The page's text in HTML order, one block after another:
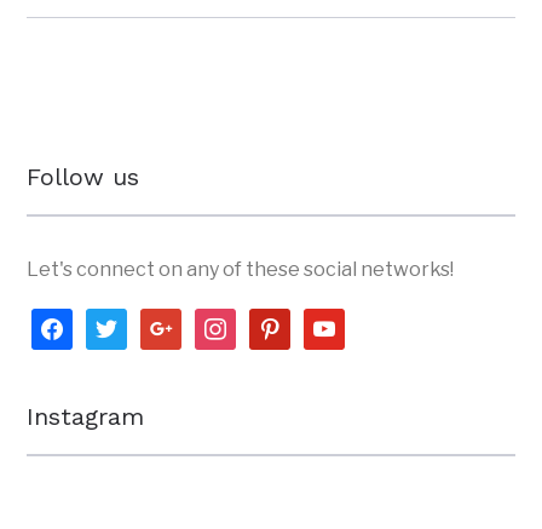
Follow us
Let's connect on any of these social networks!
facebooktwittergoogleinstagrampinterestyoutube
Instagram